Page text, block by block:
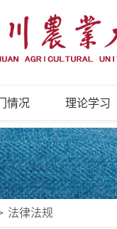
情况 理论学习
法律法规